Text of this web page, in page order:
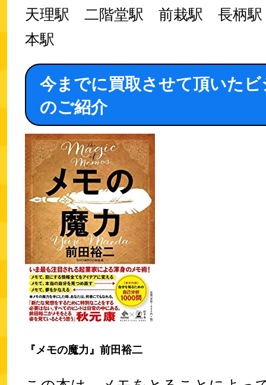
天理駅 二階堂駅 前栽駅 長柄
本駅
今までに買取させて頂いた
のご紹介
『メモの魔力』前田裕二